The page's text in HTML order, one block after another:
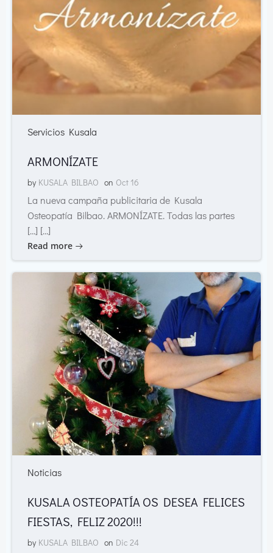
Servicios Kusala
ARMONÍZATE
by KUSALA BILBAO on Oct 16
La nueva campaña publicitaria de Kusala
Osteopatía Bilbao. ARMONÍZATE. Todas las partes
[…] […]
Read more
Noticias
KUSALA OSTEOPATÍA OS DESEA FELICES
FIESTAS, FELIZ 2020!!!
by KUSALA BILBAO on Dic 24